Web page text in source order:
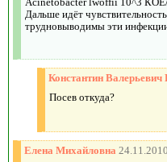
Дальше идёт
трудновыводимы эти
Константин Валерьевич
Посев откуда?
Елена Михайловна